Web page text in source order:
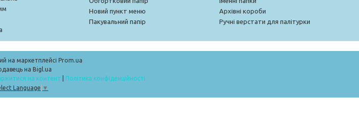
Новий пункт меню
Пакувальний папір
Архівні короби
Ручні верстати для палітурки
на маркетплейсі Prom.ua
на Bigl.ua
на контент
Політика конфіденційності
Language ▼